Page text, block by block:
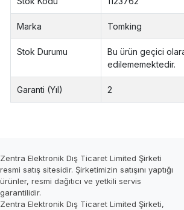
Marka Tomking
Stok Durumu
Bu ürün geçici
edilememektedir.
Garanti (Yıl) 2
Zentra Elektronik Dış Ticaret Limited Şirketi
resmi satış sitesidir. Şirketimizin satışını yaptığı
ürünler, resmi dağıtıcı ve yetkili servis
garantilidir.
Zentra Elektronik Dış Ticaret Limited Şirketi,